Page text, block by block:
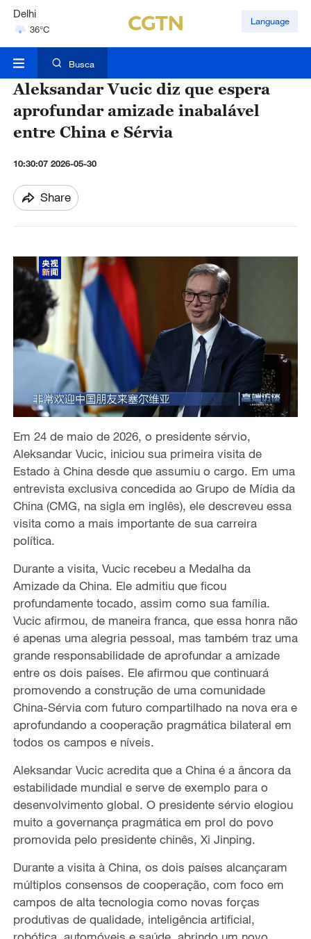
Delhi
36°C
Hyderabad
Language
Busca
Aleksandar Vucic diz que espera
aprofundar amizade inabalável
entre China e Sérvia
10:30:07 2026-05-30
Share
Em 24 de maio de 2026, o presidente sérvio,
Aleksandar Vucic, iniciou sua primeira visita de
Estado à China desde que assumiu o cargo. Em uma
entrevista exclusiva concedida ao Grupo de Mídia da
China (CMG, na sigla em inglês), ele descreveu essa
visita como a mais importante de sua carreira
política.
Durante a visita, Vucic recebeu a Medalha da
Amizade da China. Ele admitiu que ficou
profundamente tocado, assim como sua família.
Vucic afirmou, de maneira franca, que essa honra não
é apenas uma alegria pessoal, mas também traz uma
grande responsabilidade de aprofundar a amizade
entre os dois países. Ele afirmou que continuará
promovendo a construção de uma comunidade
China-Sérvia com futuro compartilhado na nova era e
aprofundando a cooperação pragmática bilateral em
todos os campos e níveis.
Aleksandar Vucic acredita que a China é a âncora da
estabilidade mundial e serve de exemplo para o
desenvolvimento global. O presidente sérvio elogiou
muito a governança pragmática em prol do povo
promovida pelo presidente chinês, Xi Jinping.
Durante a visita à China, os dois países alcançaram
múltiplos consensos de cooperação, com foco em
campos de alta tecnologia como novas forças
produtivas de qualidade, inteligência artificial,